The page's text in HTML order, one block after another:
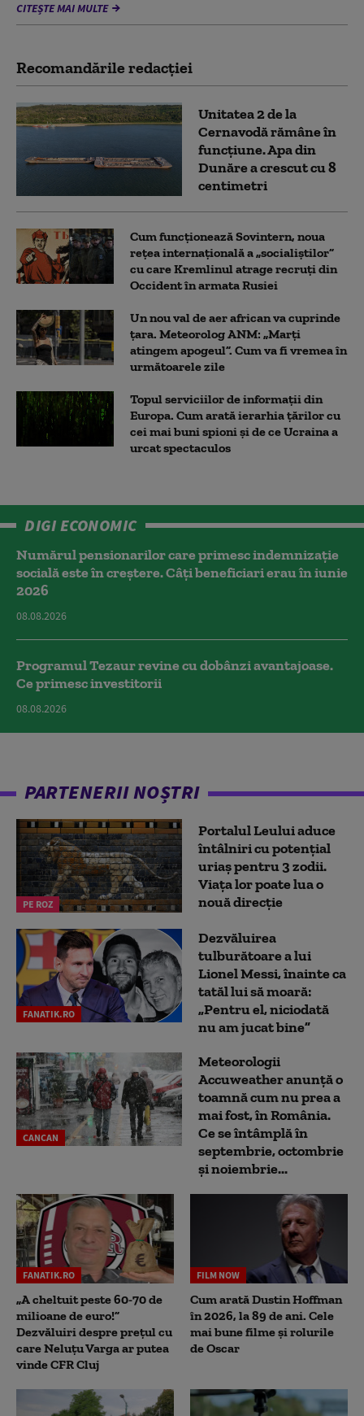
CITEȘTE MAI MULTE
Recomandările redacţiei
Unitatea 2 de la
Cernavodă rămâne în
funcțiune. Apa din
Dunăre a crescut cu 8
centimetri
Cum funcționează Sovintern, noua
rețea internațională a „socialiștilor”
cu care Kremlinul atrage recruți din
Occident în armata Rusiei
Un nou val de aer african va cuprinde
țara. Meteorolog ANM: „Marți
atingem apogeul”. Cum va fi vremea în
următoarele zile
Topul serviciilor de informații din
Europa. Cum arată ierarhia țărilor cu
cei mai buni spioni și de ce Ucraina a
urcat spectaculos
DIGI ECONOMIC
Numărul pensionarilor care primesc indemnizaţie
socială este în creștere. Câți beneficiari erau în iunie
2026
08.08.2026
Programul Tezaur revine cu dobânzi avantajoase.
Ce primesc investitorii
08.08.2026
PARTENERII NOȘTRI
PE ROZ
Portalul Leului aduce
întâlniri cu potențial
uriaș pentru 3 zodii.
Viața lor poate lua o
nouă direcție
FANATIK.RO
Dezvăluirea
tulburătoare a lui
Lionel Messi, înainte ca
tatăl lui să moară:
„Pentru el, niciodată
nu am jucat bine”
CANCAN
Meteorologii
Accuweather anunță o
toamnă cum nu prea a
mai fost, în România.
Ce se întâmplă în
septembrie, octombrie
și noiembrie...
FANATIK.RO
„A cheltuit peste 60-70 de
milioane de euro!”
Dezvăluiri despre prețul cu
care Neluțu Varga ar putea
vinde CFR Cluj
FILM NOW
Cum arată Dustin Hoffman
în 2026, la 89 de ani. Cele
mai bune filme și rolurile
de Oscar